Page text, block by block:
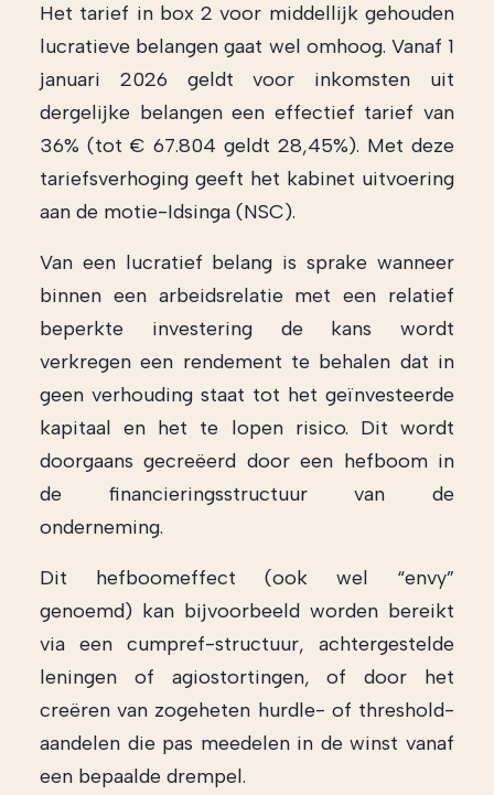
Het tarief in box 2 voor middellijk gehouden
lucratieve belangen gaat wel omhoog. Vanaf 1
januari 2026 geldt voor inkomsten uit
dergelijke belangen een effectief tarief van
36% (tot € 67.804 geldt 28,45%). Met deze
tariefsverhoging geeft het kabinet uitvoering
aan de motie-Idsinga (NSC).
Van een lucratief belang is sprake wanneer
binnen een arbeidsrelatie met een relatief
beperkte investering de kans wordt
verkregen een rendement te behalen dat in
geen verhouding staat tot het geïnvesteerde
kapitaal en het te lopen risico. Dit wordt
doorgaans gecreëerd door een hefboom in
de financieringsstructuur van de
onderneming.
Dit hefboomeffect (ook wel “envy”
genoemd) kan bijvoorbeeld worden bereikt
via een cumpref-structuur, achtergestelde
leningen of agiostortingen, of door het
creëren van zogeheten hurdle- of threshold-
aandelen die pas meedelen in de winst vanaf
een bepaalde drempel.